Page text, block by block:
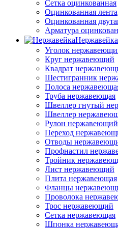
Сетка оцинкованная
Оцинкованная лента
Оцинкованная
Арматура
Нержавейка
Уголок
Круг нержавеющий
Квадрат
Шестигранник
Полоса
Труба нержавеющая
Швеллер гнутый
Швеллер
Рулон нержавеющий
Переход
Отводы
Профнастил
Тройник
Лист нержавеющий
Плита нержавеющая
Фланцы
Проволока
Трос нержавеющий
Сетка нержавеющая
Шпонка